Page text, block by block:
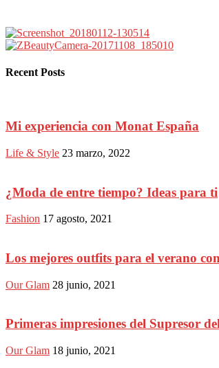
Recent Posts
Mi experiencia con Monat España
Life & Style 23 marzo, 2022
¿Moda de entre tiempo? Ideas para ti
Fashion 17 agosto, 2021
Los mejores outfits para el verano
Our Glam 28 junio, 2021
Primeras impresiones del Supresor
Our Glam 18 junio, 2021